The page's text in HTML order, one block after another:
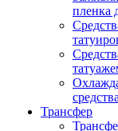
пленка
средства
Трансфер